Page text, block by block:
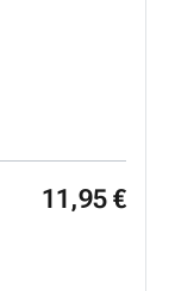
11 ,95 €